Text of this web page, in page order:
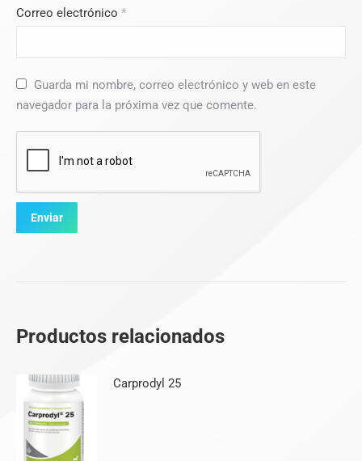
Correo electrónico *
Guarda mi nombre, correo electrónico y web en este
navegador para la próxima vez que comente.
Productos relacionados
Carprodyl 25